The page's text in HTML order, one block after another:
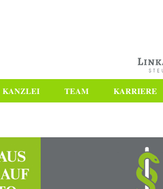
KANZLEI TEAM KARRIERE